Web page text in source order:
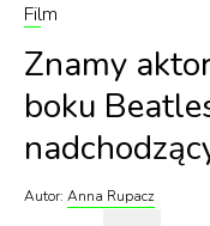
Film
Znamy
boku
Autor: Anna Rupacz